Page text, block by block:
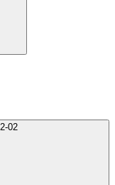
+7(499)220-22-02